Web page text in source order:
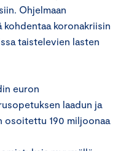
Ohjelmaan
kohdentaa koronakriisin
taistelevien lasten
euron
laadun ja
osoitettu 190 miljoonaa